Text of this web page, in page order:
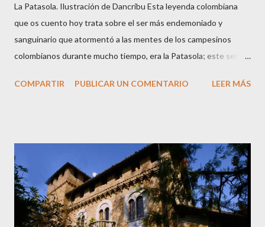
La Patasola. Ilustración de Dancribu Esta leyenda colombiana
que os cuento hoy trata sobre el ser más endemoniado y
sanguinario que atormentó a las mentes de los campesinos
colombianos durante mucho tiempo, era la Patasola; este ser
una hermosa mujer que avanzaba dando grandes saltos con la
Patasola es el espíritu de una mujer infiel que tenía amores con
el jefe de su marido; cuando éste descubrió el engaño mató a su
jefe con un machete y a ella le cortó una pierna y salió corriendo
su única pierna hasta que se desangró y murió. También cuentan
que era una mujer que perdió una pierna por estar cortando leña
COMPARTIR PUBLICAR UN COMENTARIO LEER MÁS